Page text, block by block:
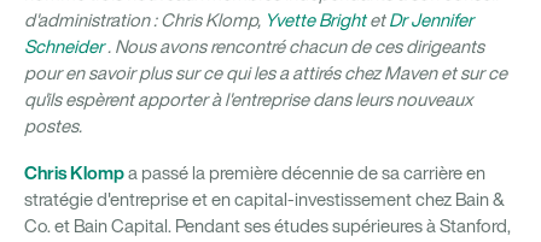
d'administration : Chris Klomp, Yvette BrightetDr Jennifer
Schneider. Nous avons rencontré chacun de ces dirigeants
pour en savoir plus sur ce qui les a attirés chez Maven et sur ce
qu'ils espèrent apporter à l'entreprise dans leurs nouveaux
postes.
Chris Klompa passé la première décennie de sa carrière en
stratégie d'entreprise et en capital-investissement chez Bain &
Co. et Bain Capital. Pendant ses études supérieures à Stanford,